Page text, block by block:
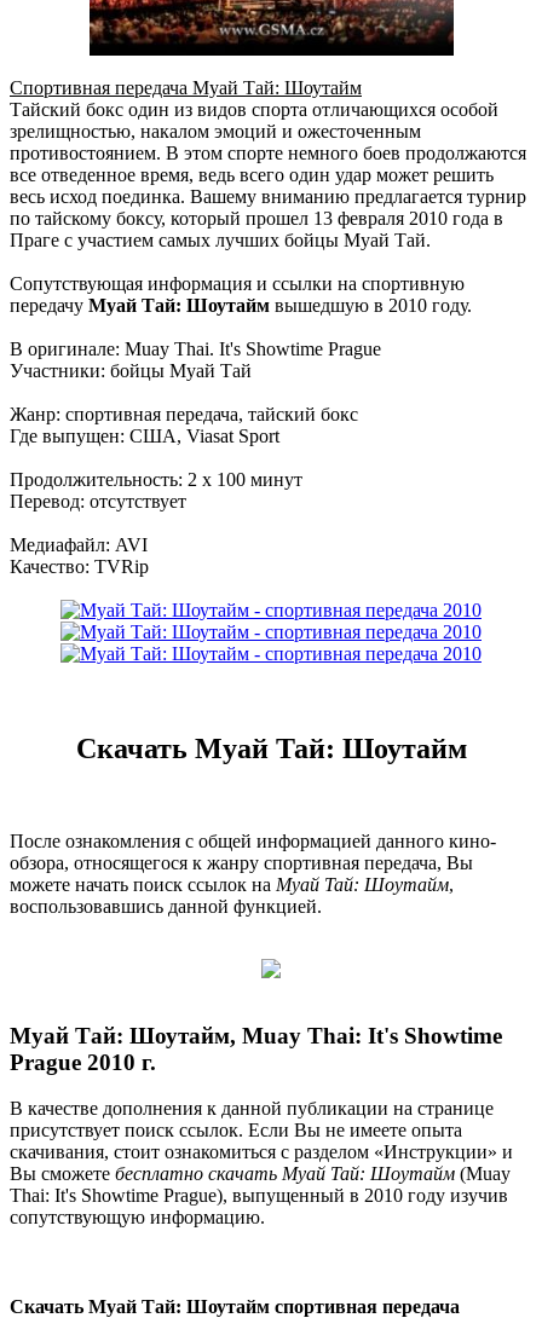
Спортивная передача Муай Тай: Шоутайм
Тайский бокс один из видов спорта отличающихся особой
зрелищностью, накалом эмоций и ожесточенным
противостоянием. В этом спорте немного боев продолжаются
все отведенное время, ведь всего один удар может решить
весь исход поединка. Вашему вниманию предлагается турнир
по тайскому боксу, который прошел 13 февраля 2010 года в
Праге с участием самых лучших бойцы Муай Тай.
Сопутствующая информация и ссылки на спортивную
передачу Муай Тай: Шоутайм вышедшую в 2010 году.
В оригинале: Muay Thai. It's Showtime Prague
Участники: бойцы Муай Тай
Жанр: спортивная передача, тайский бокс
Где выпущен: США, Viasat Sport
Продолжительность: 2 x 100 минут
Перевод: отсутствует
Медиафайл: AVI
Качество: TVRip
Скачать Муай Тай: Шоутайм
После ознакомления с общей информацией данного кино-
обзора, относящегося к жанру спортивная передача, Вы
можете начать поиск ссылок на Муай Тай: Шоутайм,
воспользовавшись данной функцией.
Муай Тай: Шоутайм, Muay Thai: It's Showtime
Prague 2010 г.
В качестве дополнения к данной публикации на странице
присутствует поиск ссылок. Если Вы не имеете опыта
скачивания, стоит ознакомиться с разделом «Инструкции» и
Вы сможете бесплатно скачать Муай Тай: Шоутайм (Muay
Thai: It's Showtime Prague), выпущенный в 2010 году изучив
сопутствующую информацию.
Скачать Муай Тай: Шоутайм спортивная передача